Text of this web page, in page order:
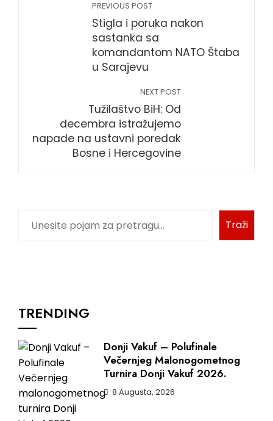
PREVIOUS POST
Stigla i poruka nakon
sastanka sa
komandantom NATO Štaba
u Sarajevu
NEXT POST
Tužilaštvo BiH: Od
decembra istražujemo
napade na ustavni poredak
Bosne i Hercegovine
Traži
TRENDING
Donji Vakuf – Polufinale
Večernjeg Malonogometnog
Turnira Donji Vakuf 2026.
8 Augusta, 2026